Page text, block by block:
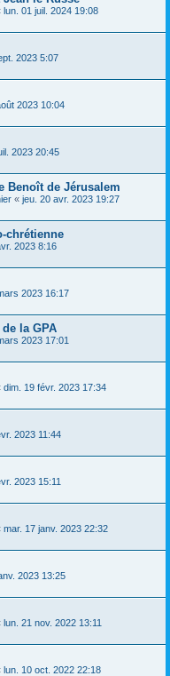
lun. 01 juil. 2024 19:08
2023 5:07
2023 10:04
2023 20:45
Benoît de Jérusalem
« jeu. 20 avr. 2023 19:27
chrétienne
2023 8:16
2023 16:17
la GPA
2023 17:01
dim. 19 févr. 2023 17:34
2023 11:44
2023 15:11
mar. 17 janv. 2023 22:32
2023 13:25
lun. 21 nov. 2022 13:11
lun. 10 oct. 2022 22:18